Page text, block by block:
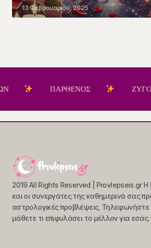
13 Φεβρουαρίου, 2025
ΠΑΡΘΕΝΟΣ ΖΥΓΟΣ
2019 All Rights Reserved | Provlepseis.gr
και οι συνεργάτες της καθημερινά σας
αστρολογικές προβλέψεις. Τηλεφωνήστε
μάθετε τι επιφυλάσει το μέλλον για εσάς.